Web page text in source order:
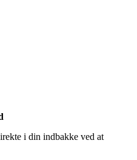
i din indbakke ved at